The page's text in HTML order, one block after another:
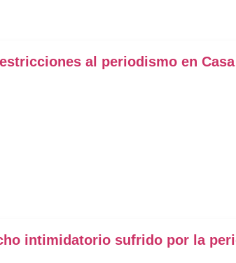
al periodismo en
intimidatorio sufrido por la